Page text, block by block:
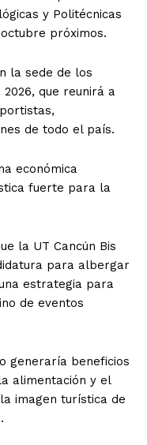
y Politécnicas
próximos.
la sede de los
que reunirá a
de todo el país.
económica
fuerte para la
la UT Cancún Bis
para albergar
estrategia para
de eventos
generaría beneficios
alimentación y el
imagen turística de